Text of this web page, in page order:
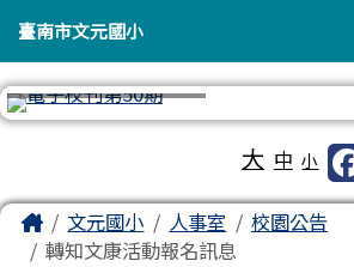
臺南市文元國小
導覽列
臺南市文元國小
大 中 小
主內容區域
Home文元國小 人事室
校園公告
轉知文康活動報名訊息
頁尾區域